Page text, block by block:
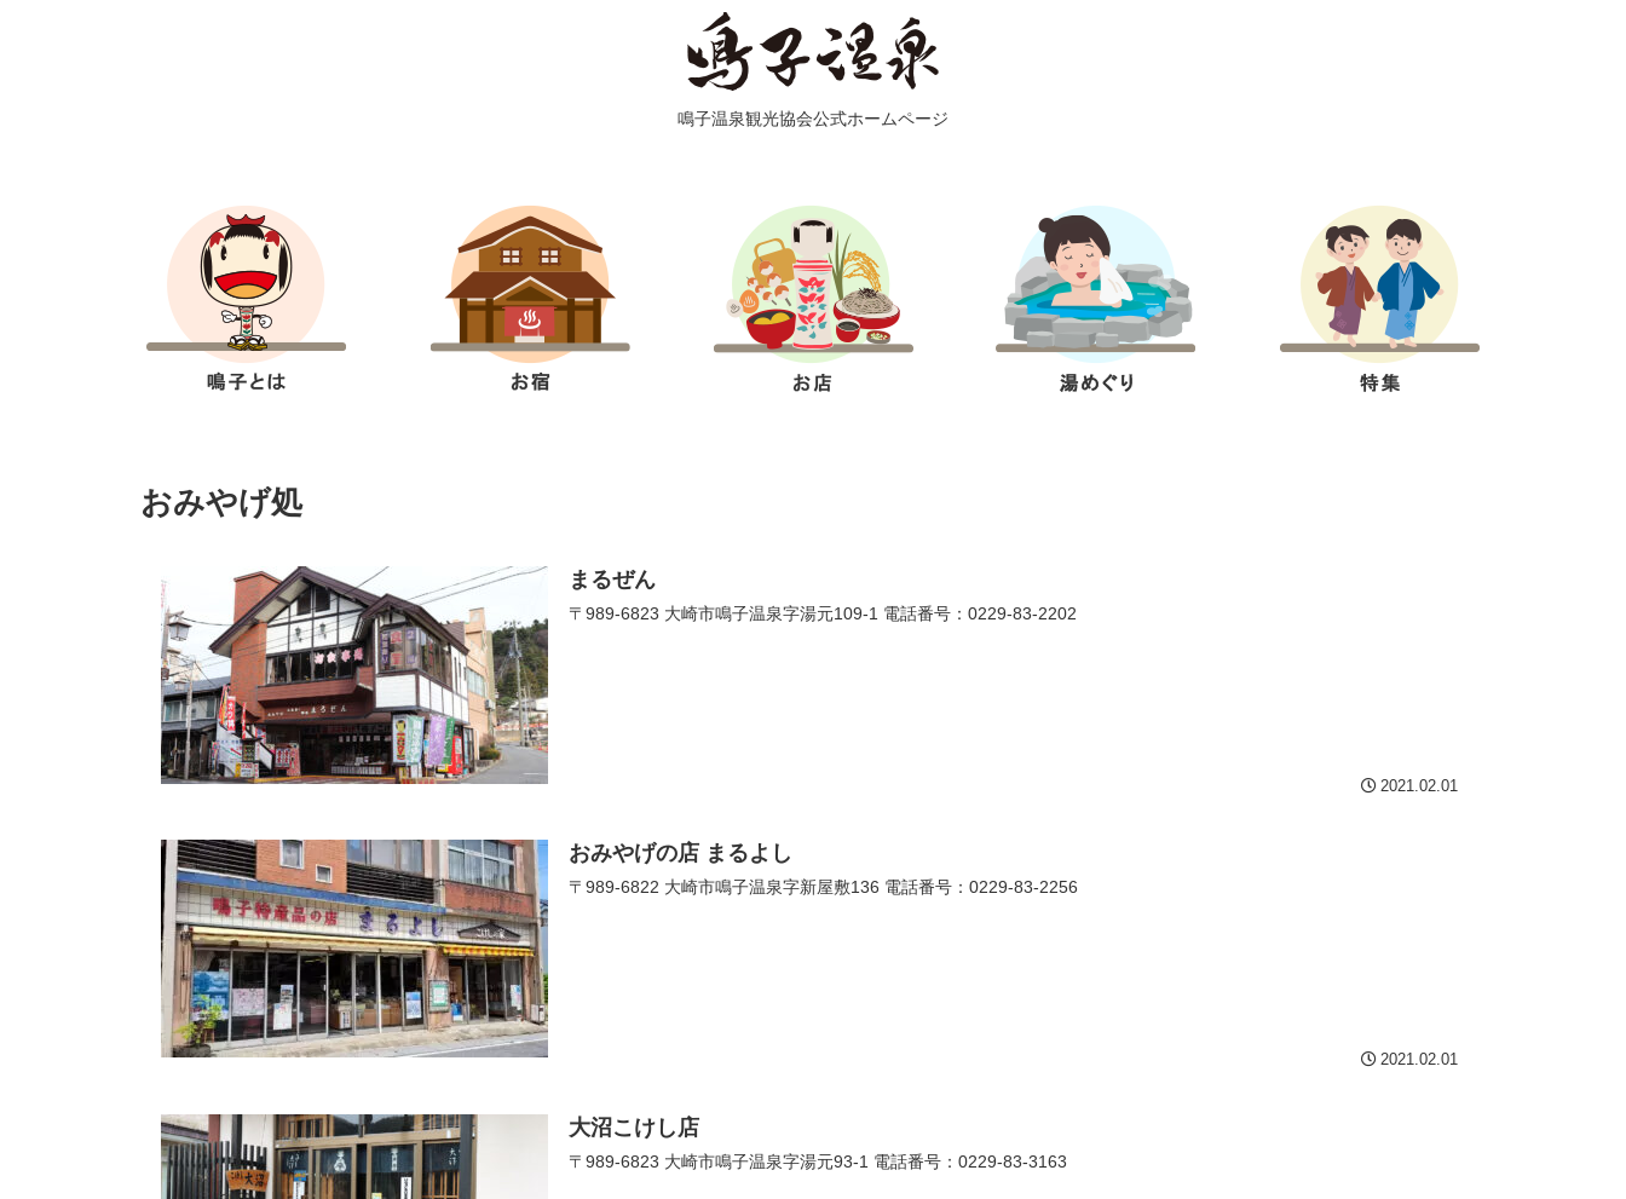
鳴子温泉観光協会公式ホームページ
おみやげ処
まるぜん
〒989-6823 大崎市鳴子温泉字湯元109-1 電話番号：0229-83-2202
2021.02.01
おみやげの店 まるよし
〒989-6822 大崎市鳴子温泉字新屋敷136 電話番号：0229-83-2256
2021.02.01
大沼こけし店
〒989-6823 大崎市鳴子温泉字湯元93-1 電話番号：0229-83-3163